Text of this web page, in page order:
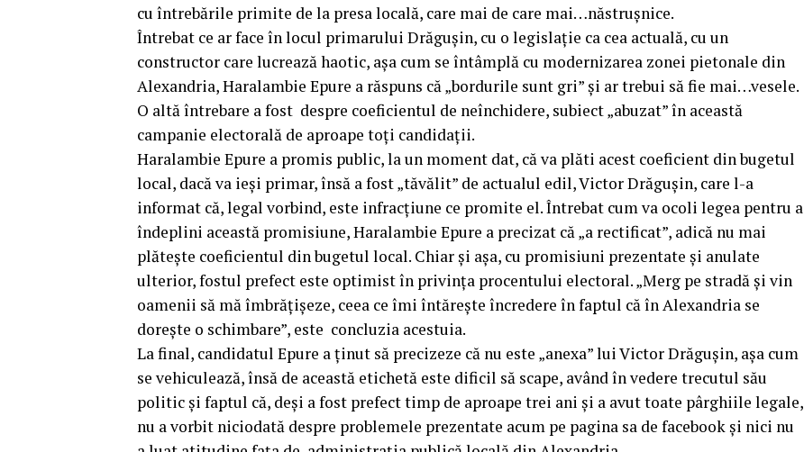
cu întrebările primite de la presa locală, care mai de care mai…năstrușnice.
Întrebat ce ar face în locul primarului Drăgușin, cu o legislație ca cea actuală, cu un
constructor care lucrează haotic, așa cum se întâmplă cu modernizarea zonei pietonale din
Alexandria, Haralambie Epure a răspuns că „bordurile sunt gri” și ar trebui să fie mai…vesele.
O altă întrebare a fost despre coeficientul de neînchidere, subiect „abuzat” în această
campanie electorală de aproape toți candidații.
Haralambie Epure a promis public, la un moment dat, că va plăti acest coeficient din bugetul
local, dacă va ieși primar, însă a fost „tăvălit” de actualul edil, Victor Drăgușin, care l-a
informat că, legal vorbind, este infracțiune ce promite el. Întrebat cum va ocoli legea pentru a
îndeplini această promisiune, Haralambie Epure a precizat că „a rectificat”, adică nu mai
plătește coeficientul din bugetul local. Chiar și așa, cu promisiuni prezentate și anulate
ulterior, fostul prefect este optimist în privința procentului electoral. „Merg pe stradă și vin
oamenii să mă îmbrățișeze, ceea ce îmi întărește încredere în faptul că în Alexandria se
dorește o schimbare”, este concluzia acestuia.
La final, candidatul Epure a ținut să precizeze că nu este „anexa” lui Victor Drăgușin, așa cum
se vehiculează, însă de această etichetă este dificil să scape, având în vedere trecutul său
politic și faptul că, deși a fost prefect timp de aproape trei ani și a avut toate pârghiile legale,
nu a vorbit niciodată despre problemele prezentate acum pe pagina sa de facebook și nici nu